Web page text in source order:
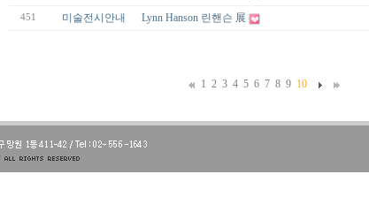
451 미술전시안내 Lynn Hanson 린핸슨 展
1 2 3 4 5 6 7 8 9 10